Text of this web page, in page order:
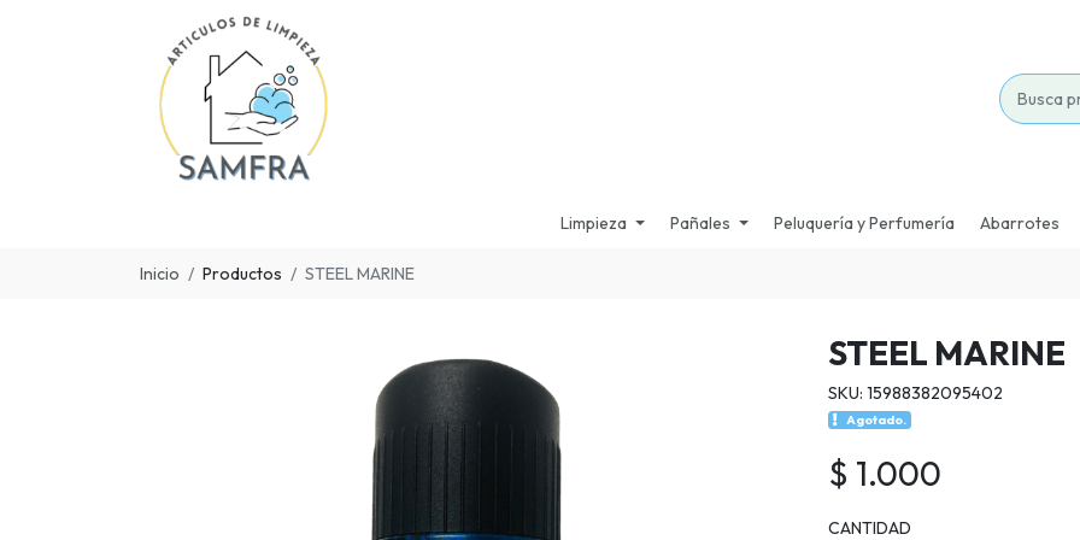
Limpieza Pañales Peluquería y Perfumería Abarrotes
Inicio Productos STEEL MARINE
STEEL MARINE
SKU: 15988382095402
Agotado.
$ 1.000
CANTIDAD